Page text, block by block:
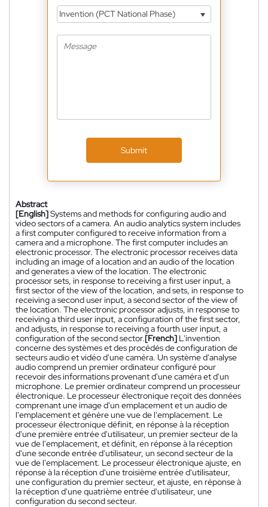
Invention (PCT National Phase)
Submit
Abstract
[English]Systems and methods for configuring audio and
video sectors of a camera. An audio analytics system includes
a first computer configured to receive information from a
camera and a microphone. The first computer includes an
electronic processor. The electronic processor receives data
including an image of a location and an audio of the location
and generates a view of the location. The electronic
processor sets, in response to receiving a first user input, a
first sector of the view of the location, and sets, in response to
receiving a second user input, a second sector of the view of
the location. The electronic processor adjusts, in response to
receiving a third user input, a configuration of the first sector,
and adjusts, in response to receiving a fourth user input, a
configuration of the second sector.[French] L'invention
concerne des systèmes et des procédés de configuration de
secteurs audio et vidéo d'une caméra. Un système d'analyse
audio comprend un premier ordinateur configuré pour
recevoir des informations provenant d'une caméra et d'un
microphone. Le premier ordinateur comprend un processeur
électronique. Le processeur électronique reçoit des données
comprenant une image d'un emplacement et un audio de
l'emplacement et génère une vue de l'emplacement. Le
processeur électronique définit, en réponse à la réception
d'une première entrée d'utilisateur, un premier secteur de la
vue de l'emplacement, et définit, en réponse à la réception
d'une seconde entrée d'utilisateur, un second secteur de la
vue de l'emplacement. Le processeur électronique ajuste, en
réponse à la réception d'une troisième entrée d'utilisateur,
une configuration du premier secteur, et ajuste, en réponse à
la réception d'une quatrième entrée d'utilisateur, une
configuration du second secteur.